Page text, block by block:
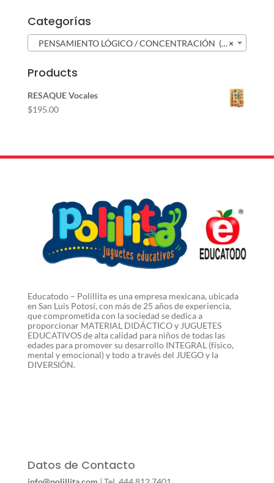
Categorías
×
PENSAMIENTO LÓGICO / CONCENTRACIÓN (53)
Products
RESAQUE Vocales
$195.00
Educatodo – Polillita es una empresa mexicana, ubicada
en San Luis Potosí, con más de 25 años de experiencia,
que comprometida con la sociedad se dedica a
proporcionar MATERIAL DIDÁCTICO y JUGUETES
EDUCATIVOS de alta calidad para niños de todas las
edades para promover su desarrollo INTEGRAL (físico,
mental y emocional) y todo a través del JUEGO y la
DIVERSIÓN.
Datos de Contacto